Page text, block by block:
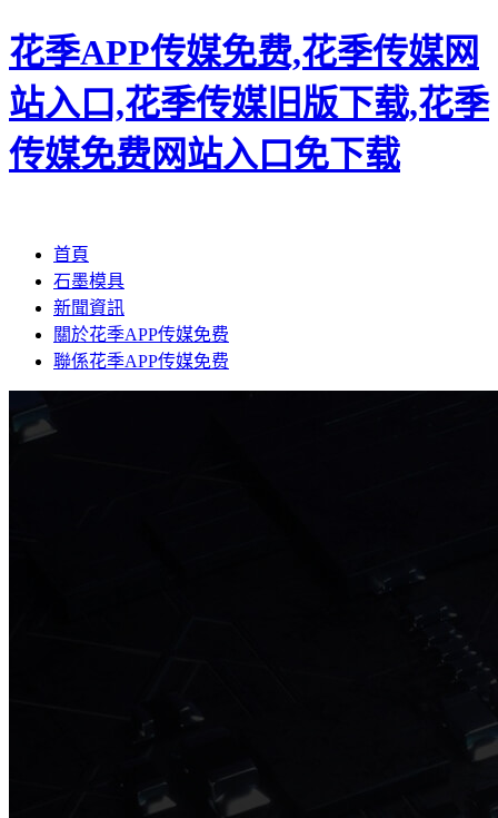
花季APP传媒免费,花季传媒网
站入口,花季传媒旧版下载,花季
传媒免费网站入口免下载
首頁
石墨模具
新聞資訊
關於花季APP传媒免费
聯係花季APP传媒免费